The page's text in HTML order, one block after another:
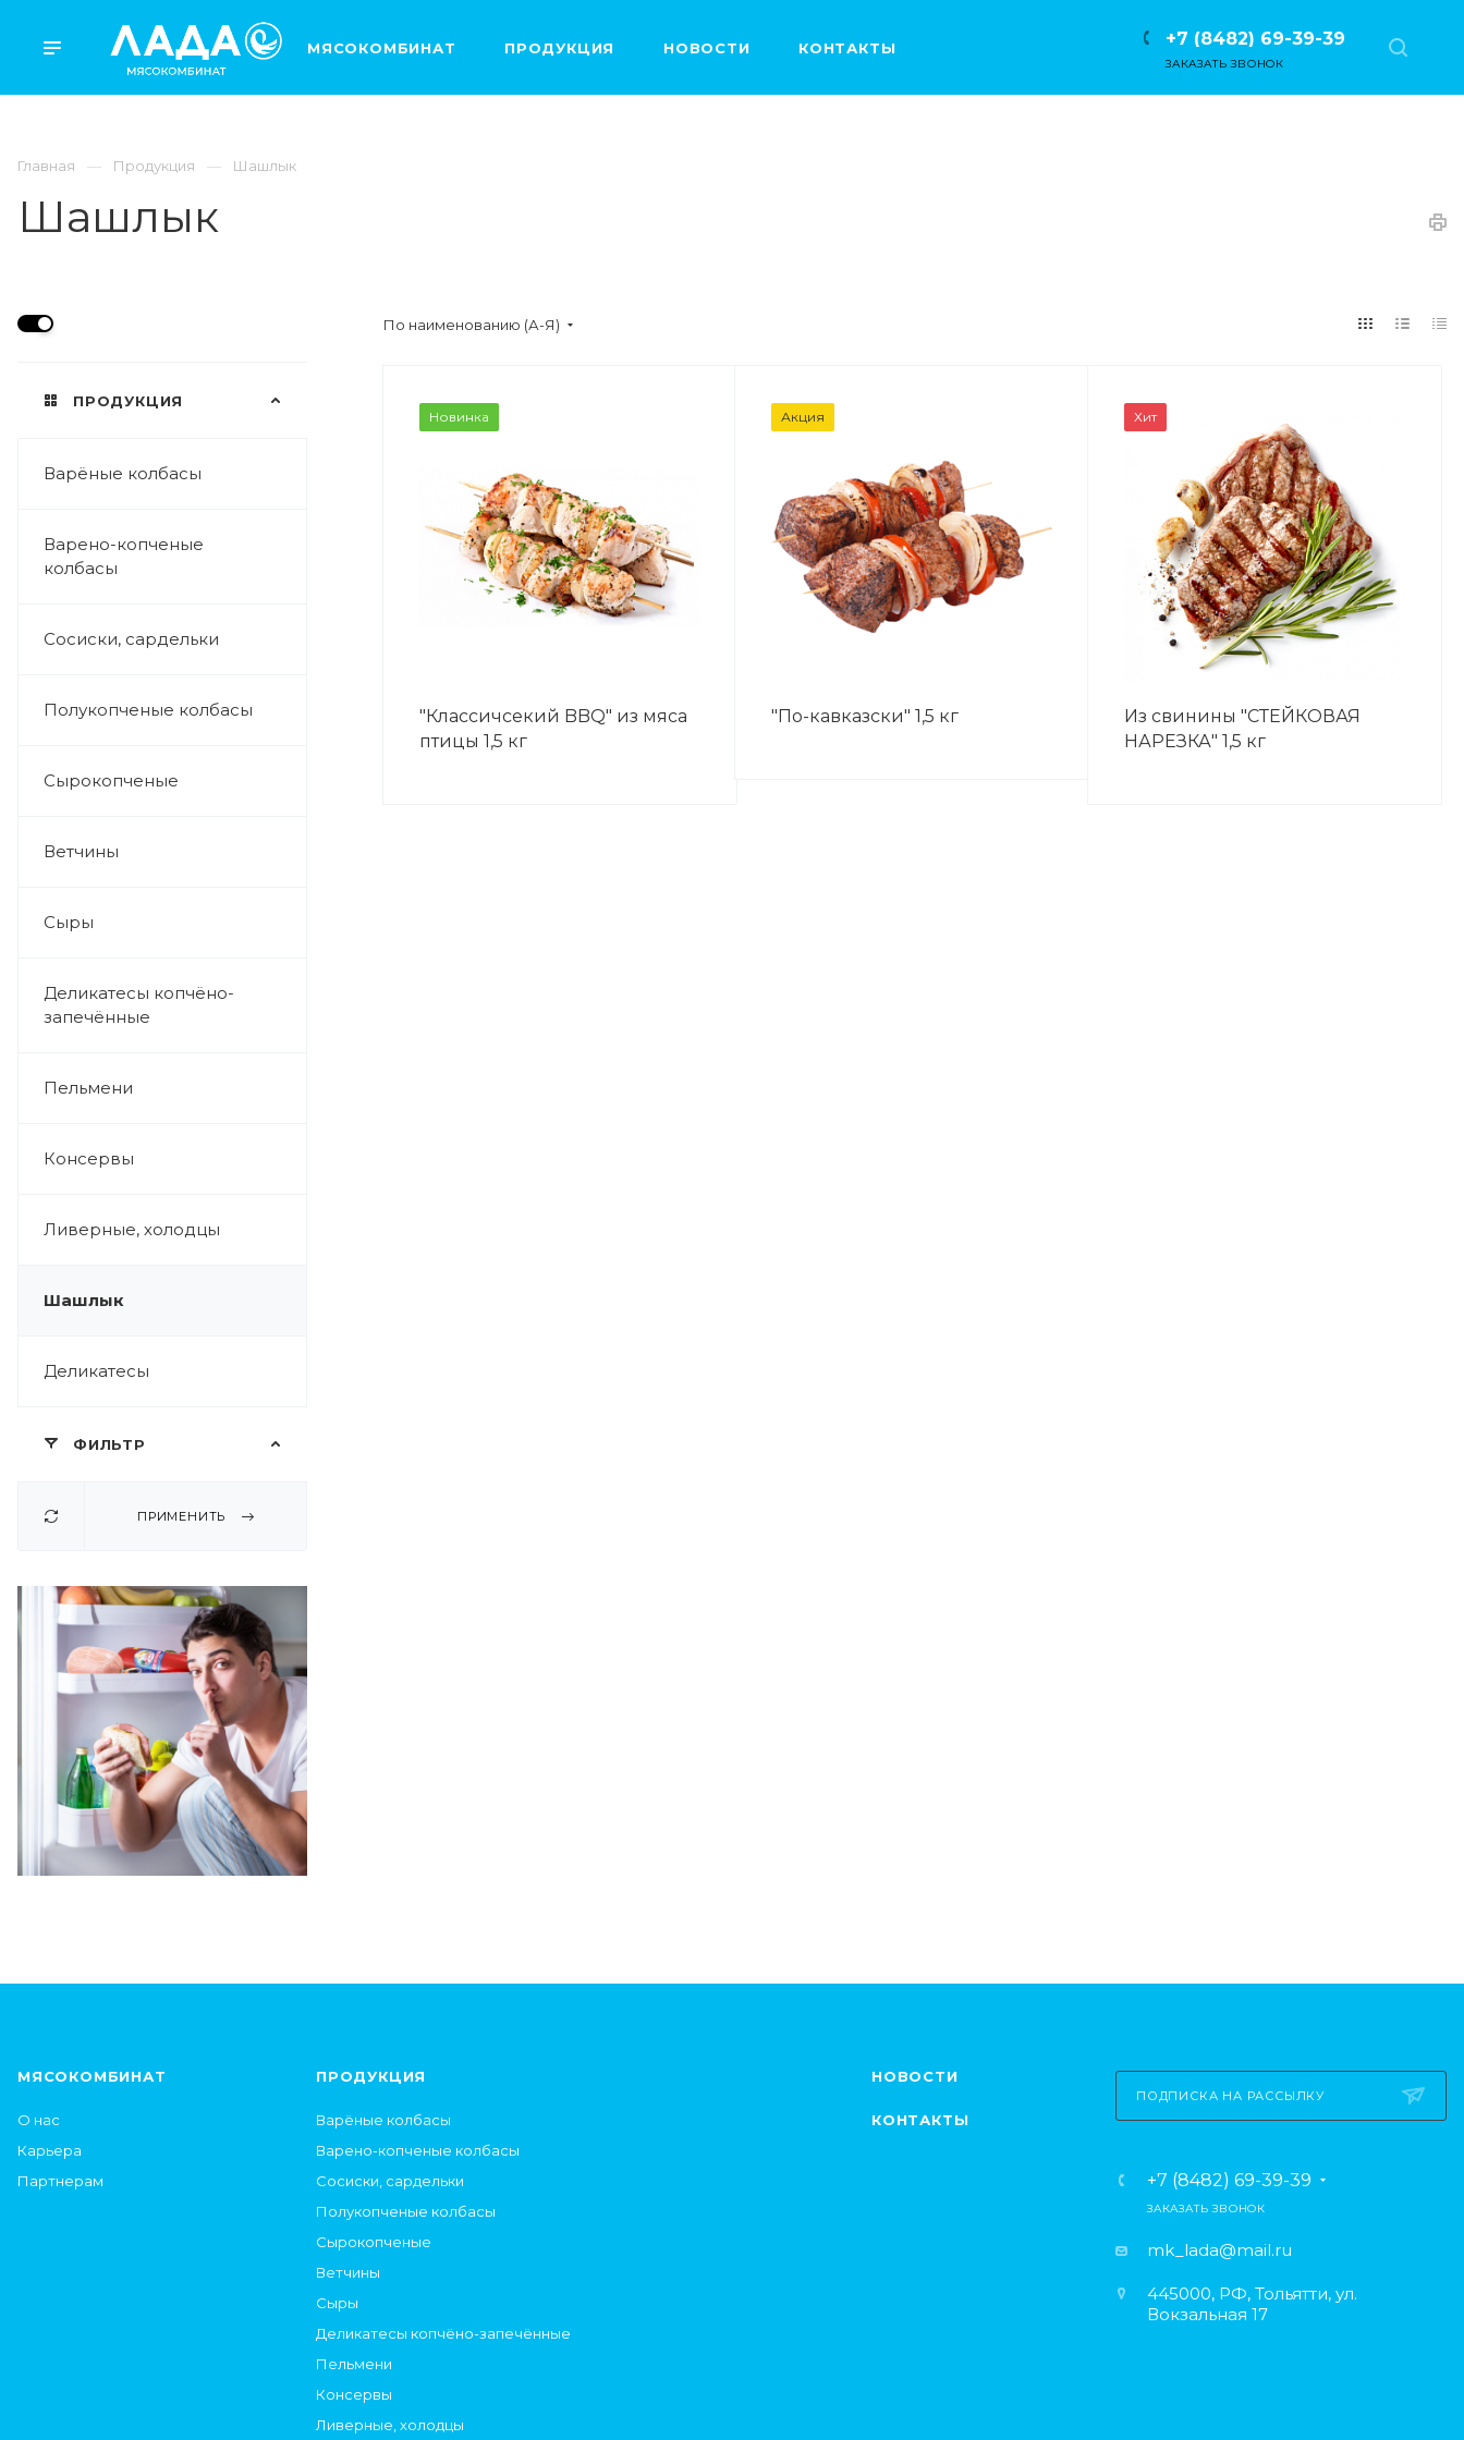
+7 (8482) 69-39-39
ЗАКАЗАТЬ ЗВОНОК
МЯСОКОМБИНАТ ПРОДУКЦИЯ НОВОСТИ КОНТАКТЫ
Главная Продукция Шашлык
Шашлык
ПРОДУКЦИЯ
Варёные колбасы
Варено-копченые
колбасы
Сосиски, сардельки
Полукопченые колбасы
Сырокопченые
Ветчины
Сыры
Деликатесы копчёно-
запечённые
Пельмени
Консервы
Ливерные, холодцы
Шашлык
Деликатесы
ФИЛЬТР
ПРИМЕНИТЬ
По наименованию (А-Я)
ВЕС
Новинка
"Классичсекий BBQ" из мяса
птицы 1,5 кг
ВЕС
1,5 кг Акция
"По-кавказски" 1,5 кг
Хит
Из свинины "СТЕЙКОВАЯ
НАРЕЗКА" 1,5 кг
МЯСОКОМБИНАТ
О нас
Карьера
Партнерам
ПРОДУКЦИЯ
Варёные колбасы
Варено-копченые колбасы
Сосиски, сардельки
Полукопченые колбасы
Сырокопченые
Ветчины
Сыры
Деликатесы копчёно-запечённые
Пельмени
Консервы
Ливерные, холодцы
НОВОСТИ
КОНТАКТЫ
ПОДПИСКА НА РАССЫЛКУ
+7 (8482) 69-39-39
ЗАКАЗАТЬ ЗВОНОК
mk_lada@mail.ru
445000, РФ, Тольятти, ул.
Вокзальная 17